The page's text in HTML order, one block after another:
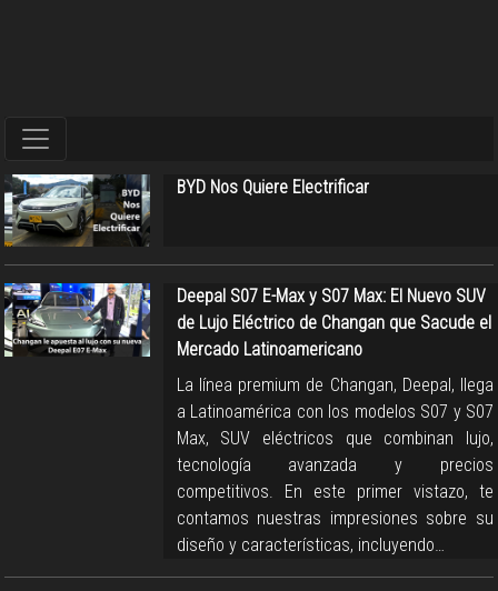
BYD Nos Quiere Electrificar
Deepal S07 E-Max y S07 Max: El Nuevo SUV
de Lujo Eléctrico de Changan que Sacude el
Mercado Latinoamericano
La línea premium de Changan, Deepal, llega
a Latinoamérica con los modelos S07 y S07
Max, SUV eléctricos que combinan lujo,
tecnología avanzada y precios
competitivos. En este primer vistazo, te
contamos nuestras impresiones sobre su
diseño y características, incluyendo…